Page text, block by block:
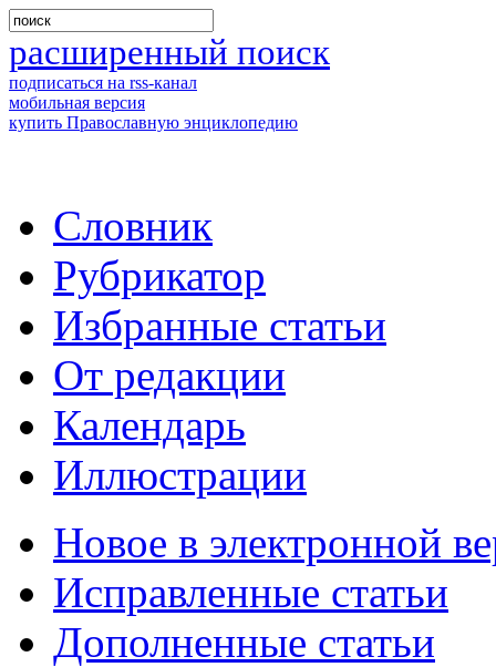
расширенный поиск
подписаться на rss-канал
мобильная версия
купить Православную энциклопедию
Словник
Рубрикатор
Избранные статьи
От редакции
Календарь
Иллюстрации
Новое в электронной
Исправленные статьи
Дополненные статьи